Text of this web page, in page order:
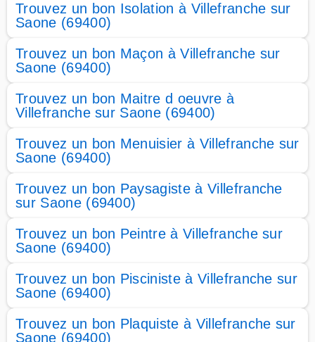
Trouvez un bon Isolation à Villefranche sur
Saone (69400)
Trouvez un bon Maçon à Villefranche sur
Saone (69400)
Trouvez un bon Maitre d oeuvre à
Villefranche sur Saone (69400)
Trouvez un bon Menuisier à Villefranche sur
Saone (69400)
Trouvez un bon Paysagiste à Villefranche
sur Saone (69400)
Trouvez un bon Peintre à Villefranche sur
Saone (69400)
Trouvez un bon Pisciniste à Villefranche sur
Saone (69400)
Trouvez un bon Plaquiste à Villefranche sur
Saone (69400)